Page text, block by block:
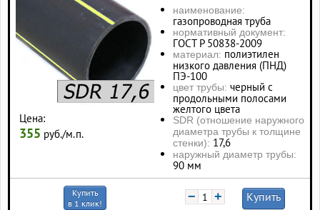
Цена:
355 руб./м.п.
наименование:
газопроводная труба
нормативный документ:
ГОСТ Р 50838-2009
материал: полиэтилен
низкого давления (ПНД)
ПЭ-100
цвет трубы: черный с
продольными полосами
желтого цвета
SDR (отношение наружного
диаметра трубы к толщине
стенки): 17,6
наружный диаметр трубы:
90 мм
Купить
в 1 клик!
− + Купить